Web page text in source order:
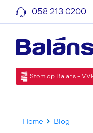
058 213 0200
Stem op Balans -
Home Blog